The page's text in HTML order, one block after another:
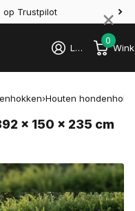
€40
Login
0
›Houten hondenhok
x 150 x 235 cm
×